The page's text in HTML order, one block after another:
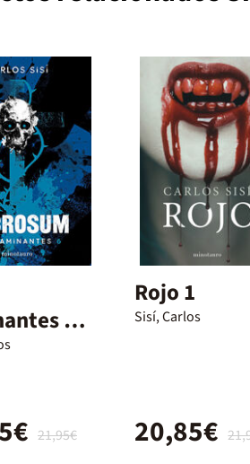
nº
21,95€
Rojo 1
Sisí, Carlos
20,85€